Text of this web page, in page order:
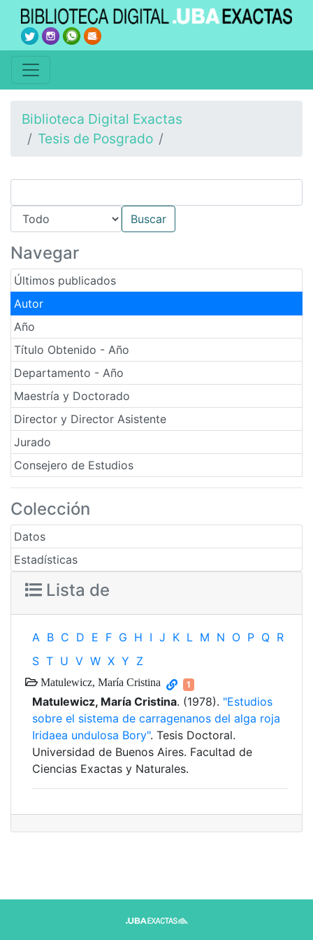
Biblioteca Digital Exactas
Tesis de Posgrado
Navegar
Últimos publicados
Autor
Año
Título Obtenido - Año
Departamento - Año
Maestría y Doctorado
Director y Director Asistente
Jurado
Consejero de Estudios
Colección
Datos
Estadísticas
Lista de
A B C D E F G H I J K L M N O P Q R
S T U V W X Y Z
Matulewicz, María Cristina 1
Matulewicz, María Cristina. (1978). "Estudios
sobre el sistema de carragenanos del alga roja
Iridaea undulosa Bory". Tesis Doctoral.
Universidad de Buenos Aires. Facultad de
Ciencias Exactas y Naturales.